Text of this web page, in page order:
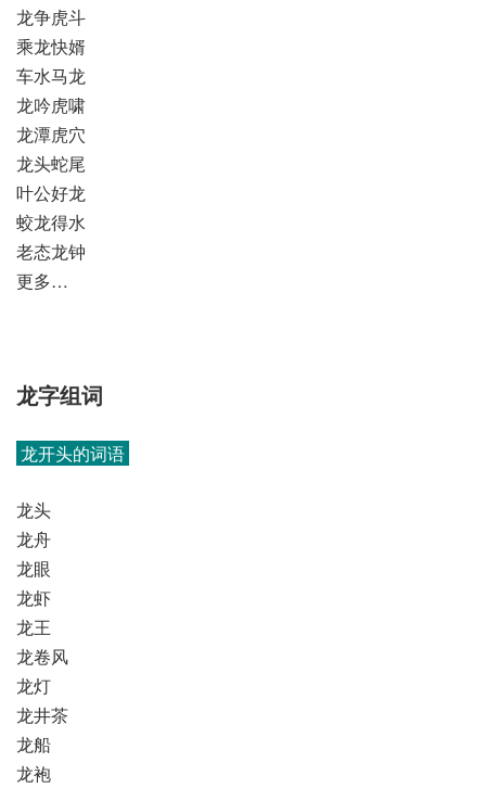
龙争虎斗
乘龙快婿
车水马龙
龙吟虎啸
龙潭虎穴
龙头蛇尾
叶公好龙
蛟龙得水
老态龙钟
更多…
龙字组词
龙开头的词语
龙头
龙舟
龙眼
龙虾
龙王
龙卷风
龙灯
龙井茶
龙船
龙袍